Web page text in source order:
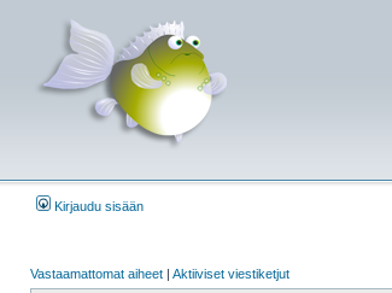
Kirjaudu sisään
Vastaamattomat aiheet | Aktiiviset viestiketjut